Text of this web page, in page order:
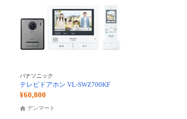
パナソニック
テレビドアホン VL-SWZ700KF
¥60,800
デンマート